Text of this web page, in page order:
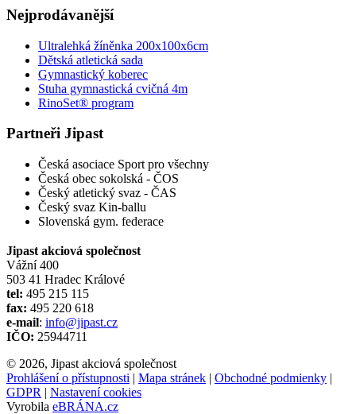
Nejprodávanější
Ultralehká žíněnka 200x100x6cm
Dětská atletická sada
Gymnastický koberec
Stuha gymnastická cvičná 4m
RinoSet® program
Partneři Jipast
Česká asociace Sport pro všechny
Česká obec sokolská - ČOS
Český atletický svaz - ČAS
Český svaz Kin-ballu
Slovenská gym. federace
Jipast akciová společnost
Vážní 400
503 41 Hradec Králové
tel: 495 215 115
fax: 495 220 618
e-mail: info@jipast.cz
IČO: 25944711
© 2026, Jipast akciová společnost
Prohlášení o přístupnosti | Mapa stránek | Obchodné podmienky |
GDPR | Nastavení cookies
Vyrobila eBRÁNA.cz